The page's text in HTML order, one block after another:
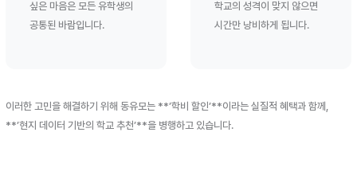
싶은 마음은 모든 유학생의
공통된 바람입니다.
학교의 성격이 맞지 않으면
시간만 낭비하게 됩니다.
이러한 고민을 해결하기 위해 동유모는 **’학비 할인’**이라는 실질적 혜택과 함께,
**’현지 데이터 기반의 학교 추천’**을 병행하고 있습니다.